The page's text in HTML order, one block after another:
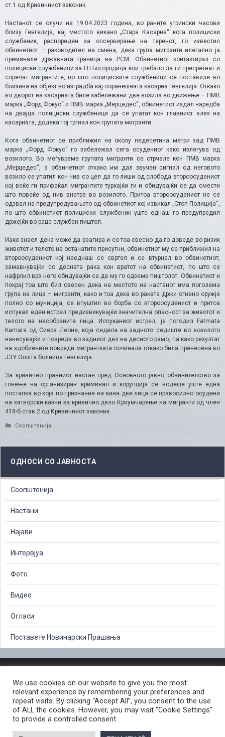
ст.1 од Кривичниот законик.
Настанот се случи на 19.04.2023 година, во раните утрински часови
близу Гевгелија, кај местото викано „Стара Касарна“ кога полициски
службеник, распореден за опсервирање на теренот, го известил
обвинетиот – раководител на смена, дека група мигранти илегално ја
преминале државната граница на РСМ. Обвинетиот контактирал со
полициски службеници за ГН Богородица кои требало да ги пресретнат и
спречат мигрантите, по што полициските службеници се поставиле во
близина на објект во изградба кај поранешната касарна Гевгелија. Откако
во дворот на касарната биле забележани две возила во движење – ПМВ
марка „Форд Фокус“ и ПМВ марка „Мерцедес“, обвинетиот издал наредба
на двајца полициски службеници да се упатат кон главниот влез на
касарната, додека тој тргнал кон групата мигранти.
Кога обвинетиот се приближил на околу педесетина метри зад ПМВ
марка „Форд Фокус“ го забележал сега осудениот како излегува од
возилото. Во меѓувреме групата мигранти се стрчале кон ПМВ марка
„Мерцедес“, а обвинетиот откако им дал звучен сигнал од неговото
возило се упатил кон нив со цел да го лиши од слобода второосудениот
кој веќе ги прифаќал мигрантите туркајќи ги и обидувајќи се да смести
што повеќе од нив внатре во возилото. Притоа второосудениот не се
одзвал на предупредувањето од обвинетиот кој извикал „Стоп Полиција“,
по што обвинетиот полициски службеник уште еднаш го предупредил
држејќи во раце службен пиштол.
Иако знаел дека може да реагира и со тоа свесно да го доведе во ризик
животот и телото на останатите присутни, обвинетиот му се приближил на
второосудениот кој наеднаш се свртел и се втурнал во обвинетиот,
замавнувајќи со десната рака кон вратот на обвинетиот, по што се
нафрлил врз него обидувајќи се да му го одземе пиштолот. Обвинетиот и
покрај тоа што бил свесен дека на местото на настанот има поголема
група на лица – мигранти, како и тоа дека во раката држи огнено оружје
полно со муниција, се впуштил во борба со второосудениот и притоа
испукал еден истрел предизвикувајќи значителна опасност за животот и
телото на насобраните лица. Испуканиот истрел, ја погодил Fatmata
Kamara од Сиера Леоне, која седела на задното седиште во возилото
нанесувајќи и повреда во задниот дел на десното рамо, па како резултат
на здобиените повреди мигрантката починала откако била пренесена во
ЈЗУ Општа болница Гевгелија.
За кривично правниот настан пред Основното јавно обвинителство за
гонење на организиран криминал и корупција се водеше уште една
постапка во која по признание на вина две лица се правосилно осудени
на затворски казни за кривично дело Криумчарење на мигранти од член
418-б став 2 од Кривичниот законик.
Categories
Соопштенија
ОДНОСИ СО ЈАВНОСТА
Соопштенија
Настани
Најави
Интервјуа
Фото
Видео
Огласи
Поставете Новинарски Прашања
СЛОБОДЕН ПРИСТАП ДО ИНФОРМАЦИИ ОД ЈАВЕН КАРАКТЕР
ПОСТАПКА ЗА ПРИЈАВА НА КРИВИЧНО ДЕЛО
КОРИСНИ ЛИНКОВИ
ПОЛИТИКА ЗА ПРИВАТНОСТ ВЕБ СТРАНИЦА
We use cookies on our website to give you the most
relevant experience by remembering your preferences and
repeat visits. By clicking “Accept All”, you consent to the use
of ALL the cookies. However, you may visit "Cookie Settings"
to provide a controlled consent.